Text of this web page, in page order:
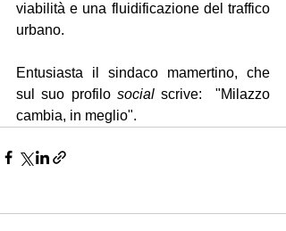
viabilità e una fluidificazione del traffico
urbano.
Entusiasta il sindaco mamertino, che
sul suo profilo social scrive:  "Milazzo
cambia, in meglio".